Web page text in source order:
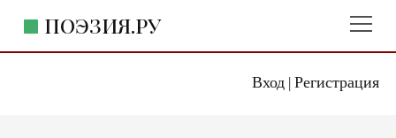
Вход| Регистрация
ПОЭЗИЯ.РУ